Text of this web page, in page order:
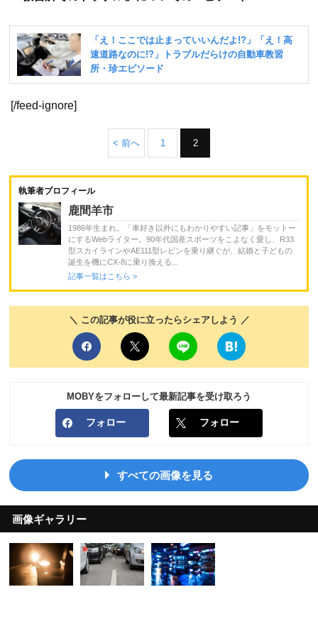
[/feed-ignore]
< 前へ 1 2
執筆者プロフィール
鹿間羊市
1986年生まれ。「車好き以外にもわかりやすい記事」をモットー
にするWebライター。90年代国産スポーツをこよなく愛し、R33
型スカイラインやAE111型レビンを乗り継ぐが、結婚と子どもの
誕生を機にCX-8に乗り換える...
記事一覧はこちら >
＼ この記事が役に立ったらシェアしよう ／
MOBYをフォローして最新記事を受け取ろう
フォロー フォロー
すべての画像を見る
画像ギャラリー